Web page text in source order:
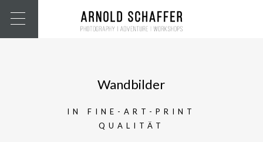
Wandbilder
IN FINE-ART-PRINT
QUALITÄT